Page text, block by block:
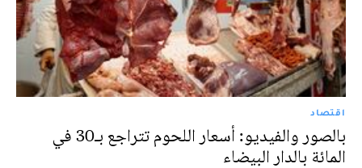
اقتصاد
بالصور والفيديو: أسعار اللحوم تتراجع بـ30 في
المائة بالدار البيضاء